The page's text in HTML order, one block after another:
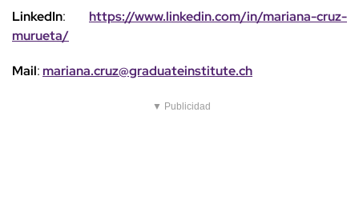
LinkedIn: https://www.linkedin.com/in/mariana-cruz-
murueta/
Mail: mariana.cruz@graduateinstitute.ch
▼ Publicidad